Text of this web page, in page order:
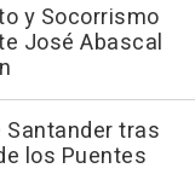
y Socorrismo
José Abascal
tras
los Puentes